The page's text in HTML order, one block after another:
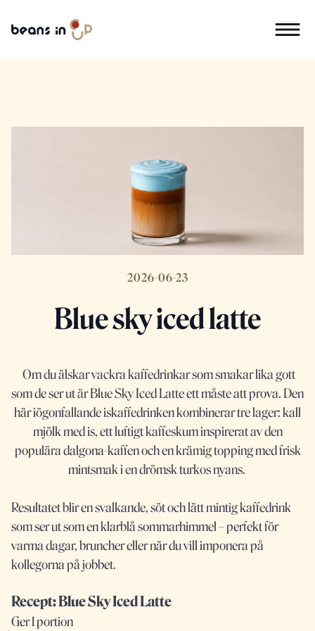
2026-06-23
Blue sky iced latte
Om du älskar vackra kaffedrinkar som smakar lika gott
som de ser ut är Blue Sky Iced Latte ett måste att prova. Den
här iögonfallande iskaffedrinken kombinerar tre lager: kall
mjölk med is, ett luftigt kaffeskum inspirerat av den
populära dalgona-kaffen och en krämig topping med frisk
mintsmak i en drömsk turkos nyans.
Resultatet blir en svalkande, söt och lätt mintig kaffedrink
som ser ut som en klarblå sommarhimmel – perfekt för
varma dagar, bruncher eller när du vill imponera på
kollegorna på jobbet.
Recept: Blue Sky Iced Latte
Ger 1 portion